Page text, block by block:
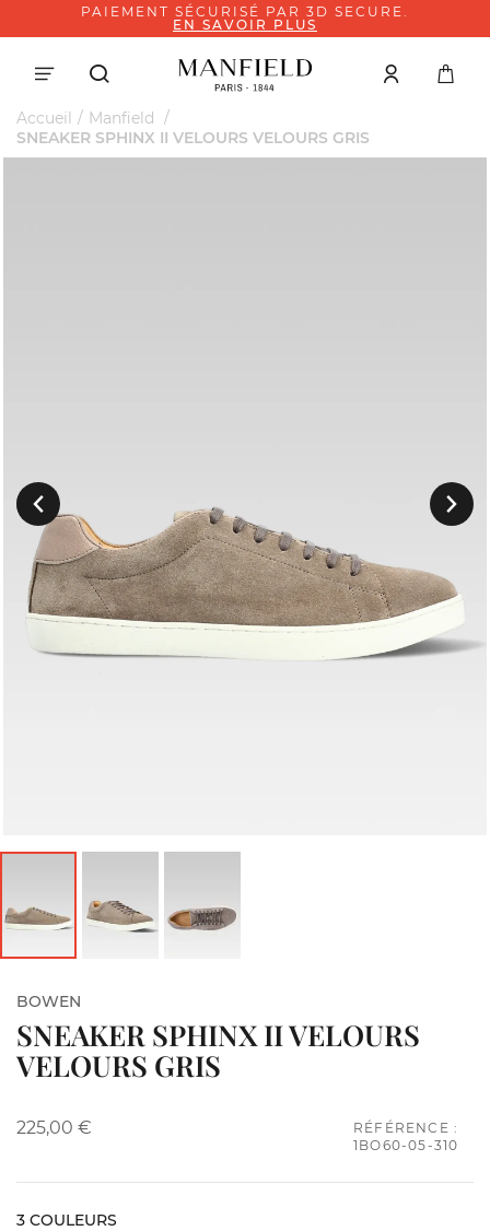
PAIEMENT SÉCURISÉ PAR 3D SECURE.
EN SAVOIR PLUS
Accueil
Manfield
SNEAKER SPHINX II VELOURS VELOURS GRIS
Précedent Suivant
BOWEN
SNEAKER SPHINX II VELOURS
VELOURS GRIS
225,00 €
RÉFÉRENCE :
1BO60-05-310
3 COULEURS